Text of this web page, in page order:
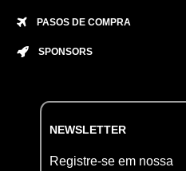
PASOS DE COMPRA
SPONSORS
NEWSLETTER
Registre-se em nossa